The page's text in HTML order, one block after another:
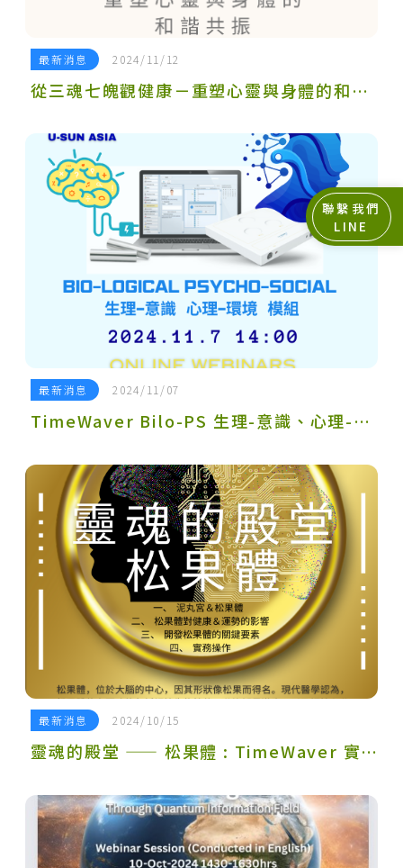
最新消息 2024/11/12
從三魂七魄觀健康－重塑心靈與身體的和諧共振
最新消息 2024/11/07
TimeWaver Bilo-PS 生理-意識、心理-環境 模組 (免費/Free)
最新消息 2024/10/15
靈魂的殿堂 —— 松果體 : TimeWaver 實務講座
聯繫我們
LINE